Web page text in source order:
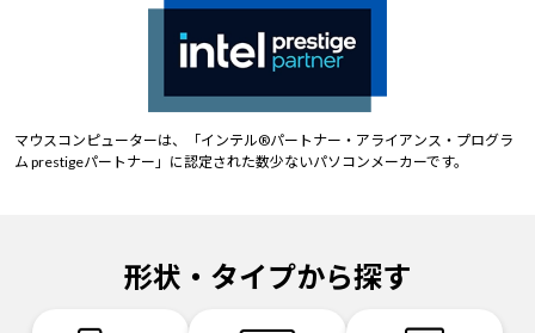
マウスコンピューターは、「インテル®パートナー・アライアンス・プログラ
ム prestigeパートナー」に認定された数少ないパソコンメーカーです。
形状・タイプから探す